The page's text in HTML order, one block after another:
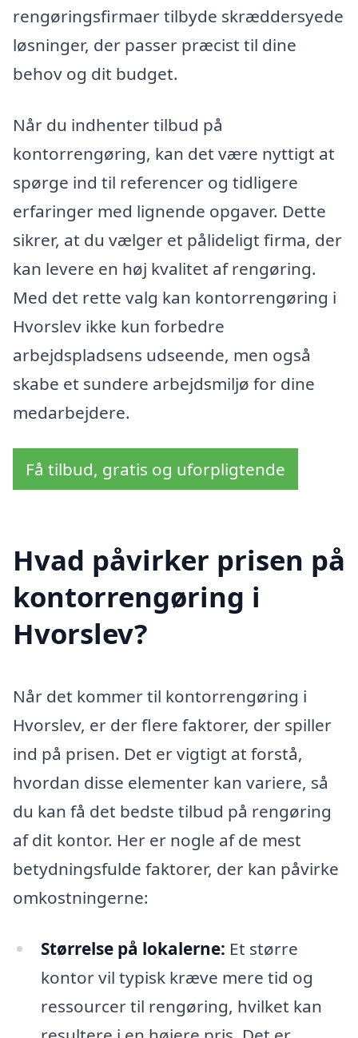
rengøringsfirmaer tilbyde skræddersyede
løsninger, der passer præcist til dine
behov og dit budget.
Når du indhenter tilbud på
kontorrengøring, kan det være nyttigt at
spørge ind til referencer og tidligere
erfaringer med lignende opgaver. Dette
sikrer, at du vælger et pålideligt firma, der
kan levere en høj kvalitet af rengøring.
Med det rette valg kan kontorrengøring i
Hvorslev ikke kun forbedre
arbejdspladsens udseende, men også
skabe et sundere arbejdsmiljø for dine
medarbejdere.
Få tilbud, gratis og uforpligtende
Hvad påvirker prisen på
kontorrengøring i
Hvorslev?
Når det kommer til kontorrengøring i
Hvorslev, er der flere faktorer, der spiller
ind på prisen. Det er vigtigt at forstå,
hvordan disse elementer kan variere, så
du kan få det bedste tilbud på rengøring
af dit kontor. Her er nogle af de mest
betydningsfulde faktorer, der kan påvirke
omkostningerne:
Størrelse på lokalerne: Et større
kontor vil typisk kræve mere tid og
ressourcer til rengøring, hvilket kan